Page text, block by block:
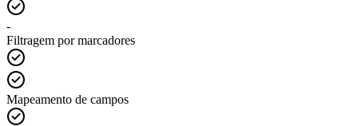
-
Filtragem por marcadores
Mapeamento de campos